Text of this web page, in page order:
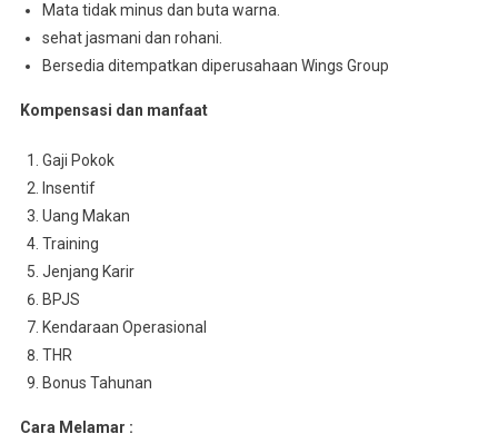
Mata tidak minus dan buta warna.
sehat jasmani dan rohani.
Bersedia ditempatkan diperusahaan Wings Group
Kompensasi dan manfaat
Gaji Pokok
Insentif
Uang Makan
Training
Jenjang Karir
BPJS
Kendaraan Operasional
THR
Bonus Tahunan
Cara Melamar :